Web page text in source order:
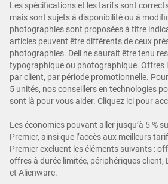
Les spécifications et les tarifs sont
mais sont sujets à disponibilité ou à
photographies sont proposées à titre
articles peuvent être différents de ceux
photographies. Dell ne saurait être tenu
typographique ou photographique. Offres
par client, par période promotionnelle.
5 unités, nos conseillers en technologies
sont là pour vous aider. Cliquez ici pour
Les économies pouvant aller jusqu’à 5 %
Premier, ainsi que l’accès aux meilleurs
Premier excluent les éléments suivants :
offres à durée limitée, périphériques client,
et Alienware.